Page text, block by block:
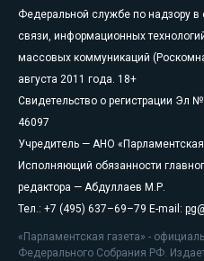
Федеральной службе по надзору в
связи, информационных
массовых коммуникаций
августа 2011 года. 18+
Свидетельство о регистрации Эл
46097
Учредитель — АНО «Парламентская
Исполняющий обязанности
редактора — Абдуллаев М.Р.
Тел.: +7 (495) 637–69–79 E-mail:
«Парламентская газета» -
Федерального Собрания РФ.